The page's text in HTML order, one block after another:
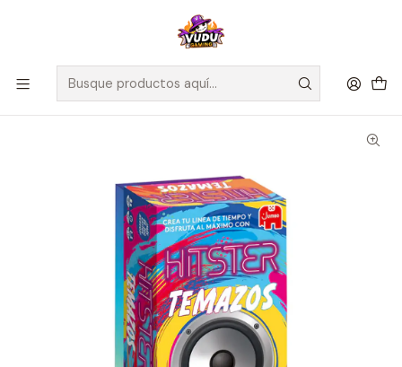
🚀 ¡Despachamos a todo Chile! Envío GRATIS a Regiones sobre
$100.000 y a RM sobre $35.000
Juegos de Mesa Cartas Hitster: Temazos - Español